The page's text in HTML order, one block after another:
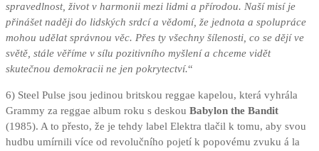
spravedlnost, život v harmonii mezi lidmi a přírodou. Naší misí je
přinášet naději do lidských srdcí a vědomí, že jednota a spolupráce
mohou udělat správnou věc. Přes ty všechny šílenosti, co se dějí ve
světě, stále věříme v sílu pozitivního myšlení a chceme vidět
skutečnou demokracii ne jen pokrytectví.“
6) Steel Pulse jsou jedinou britskou reggae kapelou, která vyhrála
Grammy za reggae album roku s deskou Babylon the Bandit
(1985). A to přesto, že je tehdy label Elektra tlačil k tomu, aby svou
hudbu umírnili více od revolučního pojetí k popovému zvuku á la